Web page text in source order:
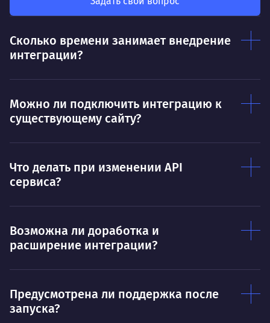
Нравится
Договариваться.
Ты — это то, что ты делаешь. Этим всё
сказано.
О
Сколько времени занимает внедрение
интеграции?
Можно ли подключить интеграцию к
существующему сайту?
Что делать при изменении API
сервиса?
Возможна ли доработка и
расширение интеграции?
Предусмотрена ли поддержка после
запуска?